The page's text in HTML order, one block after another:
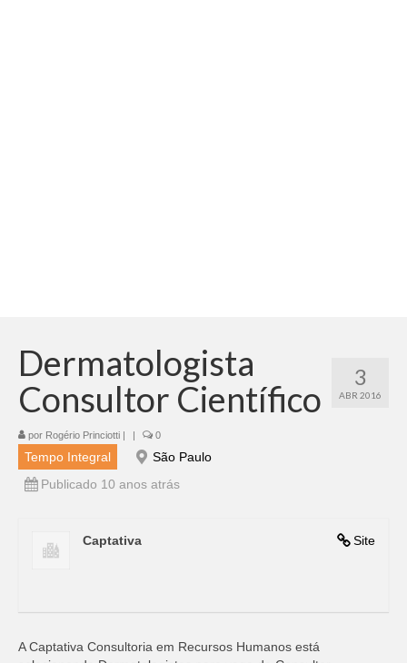
3
ABR 2016
Dermatologista
Consultor Científico
por Rogério Princiotti | | 0
Tempo Integral
São Paulo
Publicado 10 anos atrás
Site
Captativa
A Captativa Consultoria em Recursos Humanos está